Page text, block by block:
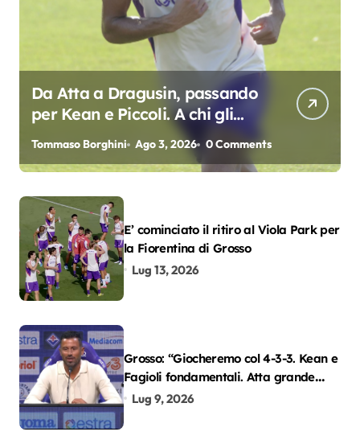
Da Atta a Dragusin, passando
per Kean e Piccoli. A chi gli
oscar del precampionato?
Tommaso Borghini Ago 3, 2026 0 Comments
E’ cominciato il ritiro al Viola Park per
la Fiorentina di Grosso
Lug 13, 2026
Grosso: “Giocheremo col 4-3-3. Kean e
Fagioli fondamentali. Atta grande
colpo”
Lug 9, 2026